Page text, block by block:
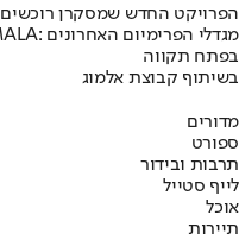
הפרויקט החדש שמסקרן
בפתח תקווה
בשיתוף קבוצת אלמוג
מדורים
ספורט
תרבות ובידור
לייף סטייל
אוכל
תיירות